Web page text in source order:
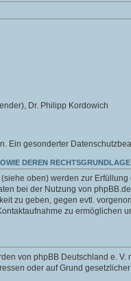
Dr. Philipp Kordowich
Ein gesonderter
DEREN
oben) werden zur
bei der Nutzung von
zu geben, gegen evtl.
zu
von phpBB Deutschland e.
oder auf Grund gesetzlicher